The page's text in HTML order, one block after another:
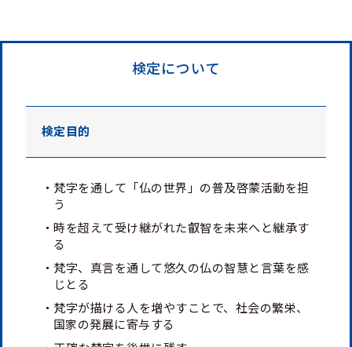
検定について
検定目的
・梵字を通して「仏の世界」の普及啓蒙活動を担
う
・時を超えて受け継がれた叡智を未来へと継承す
る
・梵字、真言を通して悠久の仏の智慧と言葉を感
じとる
・梵字が描ける人を増やすことで、社会の繁栄、
国家の発展に寄与する